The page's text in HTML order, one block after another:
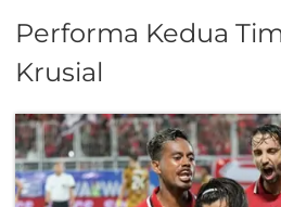
Performa Kedua
Krusial